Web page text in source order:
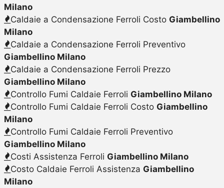
Milano
Caldaie a Condensazione Ferroli Costo Giambellino
Milano
Caldaie a Condensazione Ferroli Preventivo
Giambellino Milano
Caldaie a Condensazione Ferroli Prezzo
Giambellino Milano
Controllo Fumi Caldaie Ferroli Giambellino Milano
Controllo Fumi Caldaie Ferroli Costo Giambellino
Milano
Controllo Fumi Caldaie Ferroli Preventivo
Giambellino Milano
Costi Assistenza Ferroli Giambellino Milano
Costo Caldaie Ferroli Assistenza Giambellino
Milano